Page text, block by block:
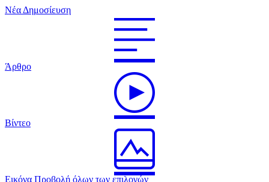
Νέα Δημοσίευση
Άρθρο
Βίντεο
Εικόνα Προβολή όλων των επιλογών